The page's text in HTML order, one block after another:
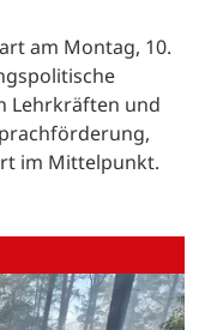
am Montag, 10.
Lehrkräften und
im Mittelpunkt.